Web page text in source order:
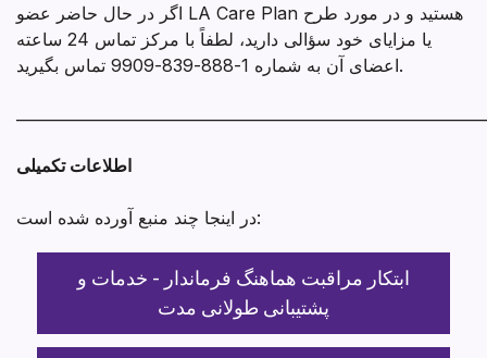
اگر در حال حاضر عضو LA Care Plan هستید و در مورد طرح
یا مزایای خود سؤالی دارید، لطفاً با مرکز تماس 24 ساعته
اعضای آن به شماره 1-888-839-9909 تماس بگیرید.
اطلاعات تکمیلی
در اینجا چند منبع آورده شده است:
ابتکار مراقبت هماهنگ فرماندار - خدمات و
پشتیبانی طولانی مدت